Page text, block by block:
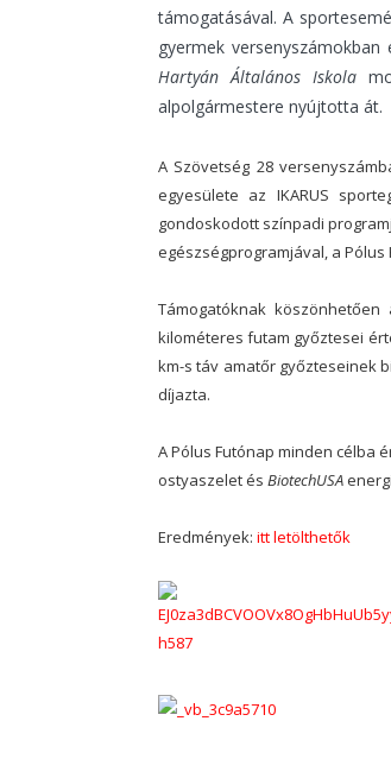
támogatásával. A
gyermek
Hartyán Általános Iskola
alpolgármestere nyújtotta át.
A Szövetség 28
egyesülete az IKARUS
gondoskodott színpadi
egészségprogramjával, a
Támogatóknak
kilométeres futam győztesei
km-s táv amatőr győzteseinek
díjazta.
A Pólus Futónap minden célba
ostyaszelet és BiotechUSA
Eredmények: itt letölthetők